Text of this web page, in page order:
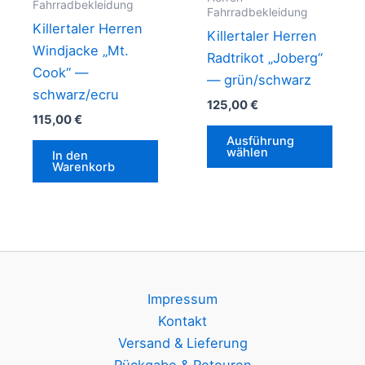
Fahrradbekleidung
Killertaler Herren
Windjacke „Mt.
Cook“ —
schwarz/ecru
115,00€
In den
Warenkorb
Fahrradbekleidung
Killertaler Herren
Radtrikot „Joberg“
— grün/schwarz
125,00€
Ausführung
wählen
Impressum
Kontakt
Versand & Lieferung